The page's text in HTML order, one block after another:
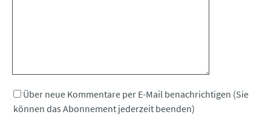
Über neue Kommentare per E-Mail benachrichtigen (Sie
können das Abonnement jederzeit beenden)